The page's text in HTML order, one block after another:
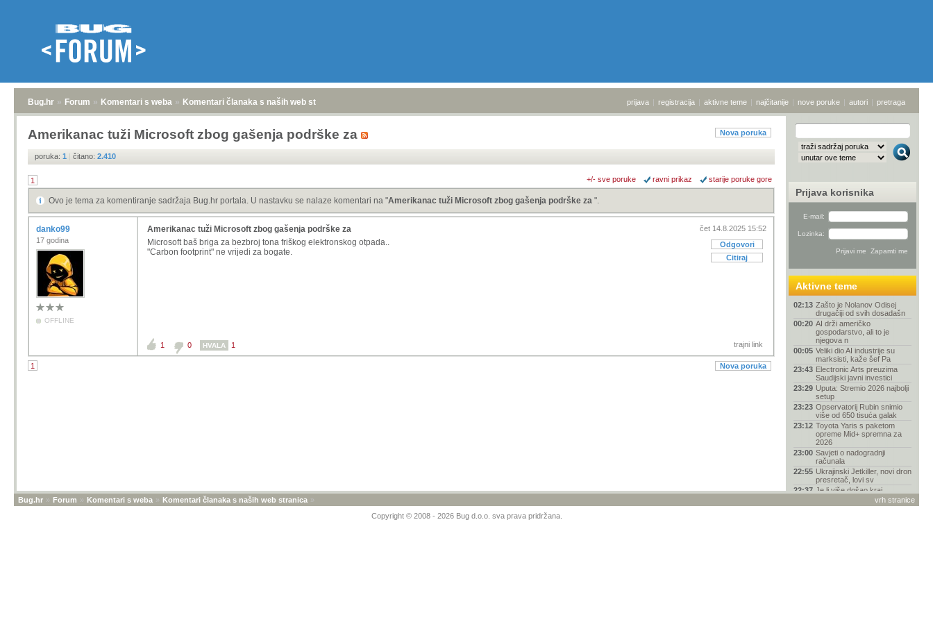
Bug.hr » Forum » Komentari s weba » Komentari članaka s naših web stranica prijava | registracija | aktivne teme | najčitanije | nove poruke | autori | pretraga
Nova poruka
Amerikanac tuži Microsoft zbog gašenja podrške za
poruka: 1 | čitano: 2.410
1 +/- sve poruke ravni prikaz starije poruke gore
Ovo je tema za komentiranje sadržaja Bug.hr portala. U nastavku se nalaze komentari na "Amerikanac tuži Microsoft zbog gašenja podrške za ".
danko99
17 godina
OFFLINE
čet 14.8.2025 15:52
Odgovori
Citiraj
Amerikanac tuži Microsoft zbog gašenja podrške za
Microsoft baš briga za bezbroj tona friškog elektronskog otpada..
"Carbon footprint" ne vrijedi za bogate.
trajni link
1 0 HVALA 1
1 Nova poruka
Prijava korisnika
E-mail:
Lozinka:
Aktivne teme
02:13 Zašto je Nolanov Odisej
drugačiji od svih dosadašn
00:20 AI drži američko
gospodarstvo, ali to je
njegova n
00:05 Veliki dio AI industrije su
marksisti, kaže šef Pa
23:43 Electronic Arts preuzima
Saudijski javni investici
23:29 Uputa: Stremio 2026 najbolji
setup
23:23 Opservatorij Rubin snimio
više od 650 tisuća galak
23:12 Toyota Yaris s paketom
opreme Mid+ spremna za
2026
23:00 Savjeti o nadogradnji
računala
22:55 Ukrajinski Jetkiller, novi dron
presretač, lovi sv
22:37 Je li više došao kraj
fantazije „svi-mogu-biti-pro
22:22 Pentagon kupio 2000
vrh stranice
Bug.hr » Forum » Komentari s weba » Komentari članaka s naših web stranica »
Copyright © 2008 - 2026 Bug d.o.o. sva prava pridržana.